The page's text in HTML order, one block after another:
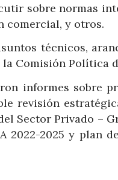
sobre normas
comercial, y otros.
técnicos,
Comisión Política
informes sobre
revisión
Sector Privado –
2022-2025 y plan